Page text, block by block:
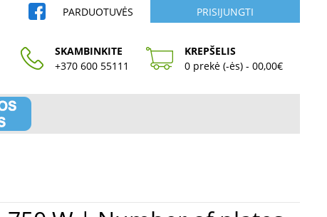
PARDUOTUVĖS PRISIJUNGTI
SKAMBINKITE
+370 600 55111
KREPŠELIS
0 prekė (-ės) - 00,00€